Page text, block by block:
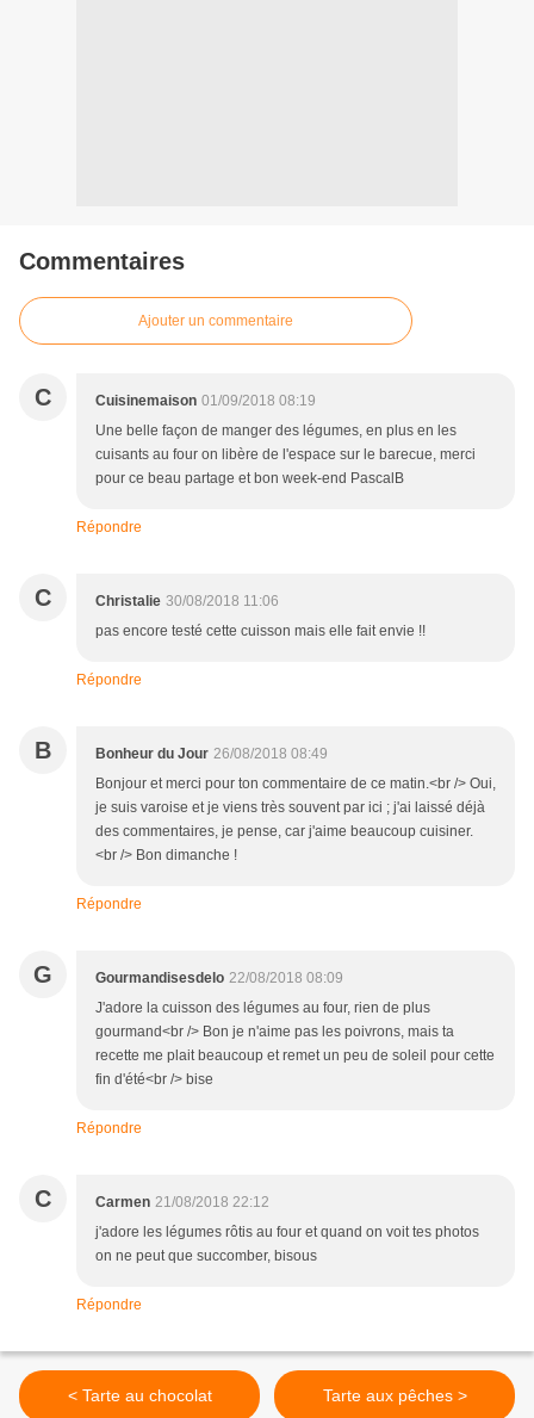
Commentaires
Ajouter un commentaire
C Cuisinemaison 01/09/2018 08:19
Une belle façon de manger des légumes, en plus en les
cuisants au four on libère de l'espace sur le barecue, merci
pour ce beau partage et bon week-end PascalB
Répondre
C Christalie 30/08/2018 11:06
pas encore testé cette cuisson mais elle fait envie !!
Répondre
B Bonheur du Jour 26/08/2018 08:49
Bonjour et merci pour ton commentaire de ce matin.<br /> Oui,
je suis varoise et je viens très souvent par ici ; j'ai laissé déjà
des commentaires, je pense, car j'aime beaucoup cuisiner.
<br /> Bon dimanche !
Répondre
G Gourmandisesdelo 22/08/2018 08:09
J'adore la cuisson des légumes au four, rien de plus
gourmand<br /> Bon je n'aime pas les poivrons, mais ta
recette me plait beaucoup et remet un peu de soleil pour cette
fin d'été<br /> bise
Répondre
C Carmen 21/08/2018 22:12
j'adore les légumes rôtis au four et quand on voit tes photos
on ne peut que succomber, bisous
Répondre
< Tarte au chocolat Tarte aux pêches >